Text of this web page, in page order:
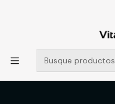
POR SISTEMA FRONTAL
MUCHAS GRACIAS +569
Catálogo
OVEROLES Y
GEOLOGO